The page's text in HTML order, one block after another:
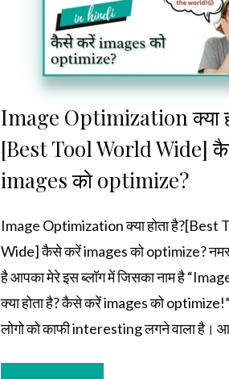
Image Optimization क्या
[Best Tool World Wide]
images को optimize?
Image Optimization क्या होता है?[Best
Wide] कैसे करें images को optimize?
है आपका मेरे इस ब्लॉग में जिसका नाम है
क्या होता है? कैसे करें images को
लोगो को काफी interesting लगने वाला